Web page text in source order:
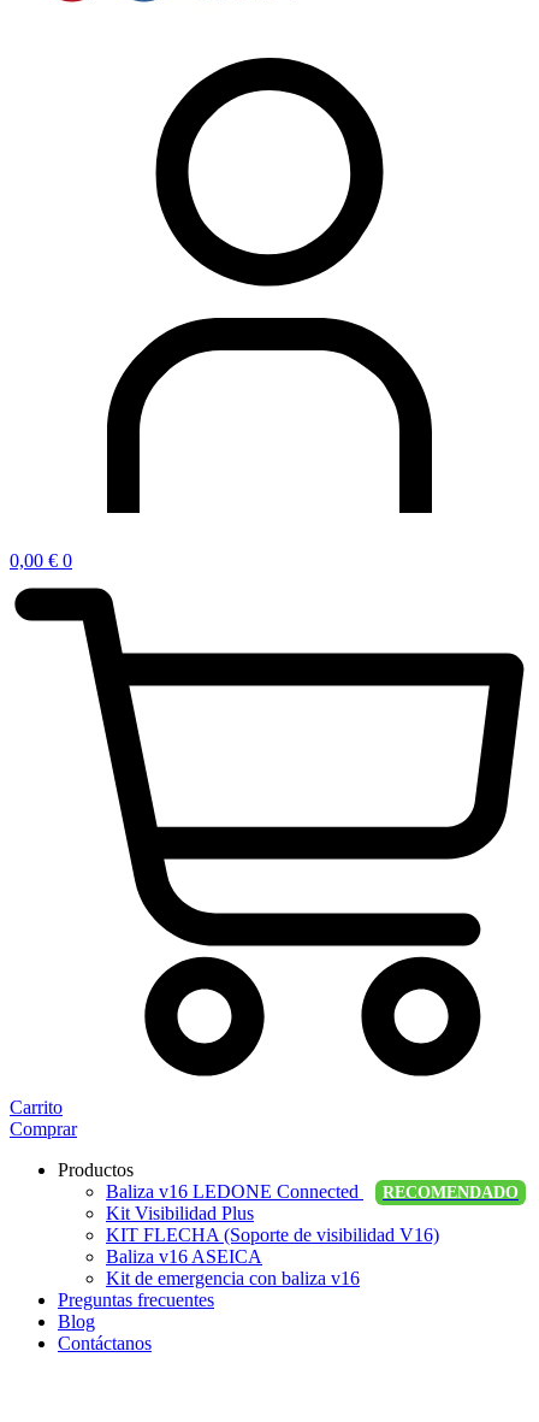
0,00 € 0
Carrito
Comprar
Productos
Baliza v16 LEDONE Connected
RECOMENDADO
Kit Visibilidad Plus
KIT FLECHA (Soporte de visibilidad V16)
Baliza v16 ASEICA
Kit de emergencia con baliza v16
Preguntas frecuentes
Blog
Contáctanos